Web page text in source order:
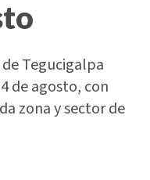
Tegucigalpa
de agosto, con
zona y sector de